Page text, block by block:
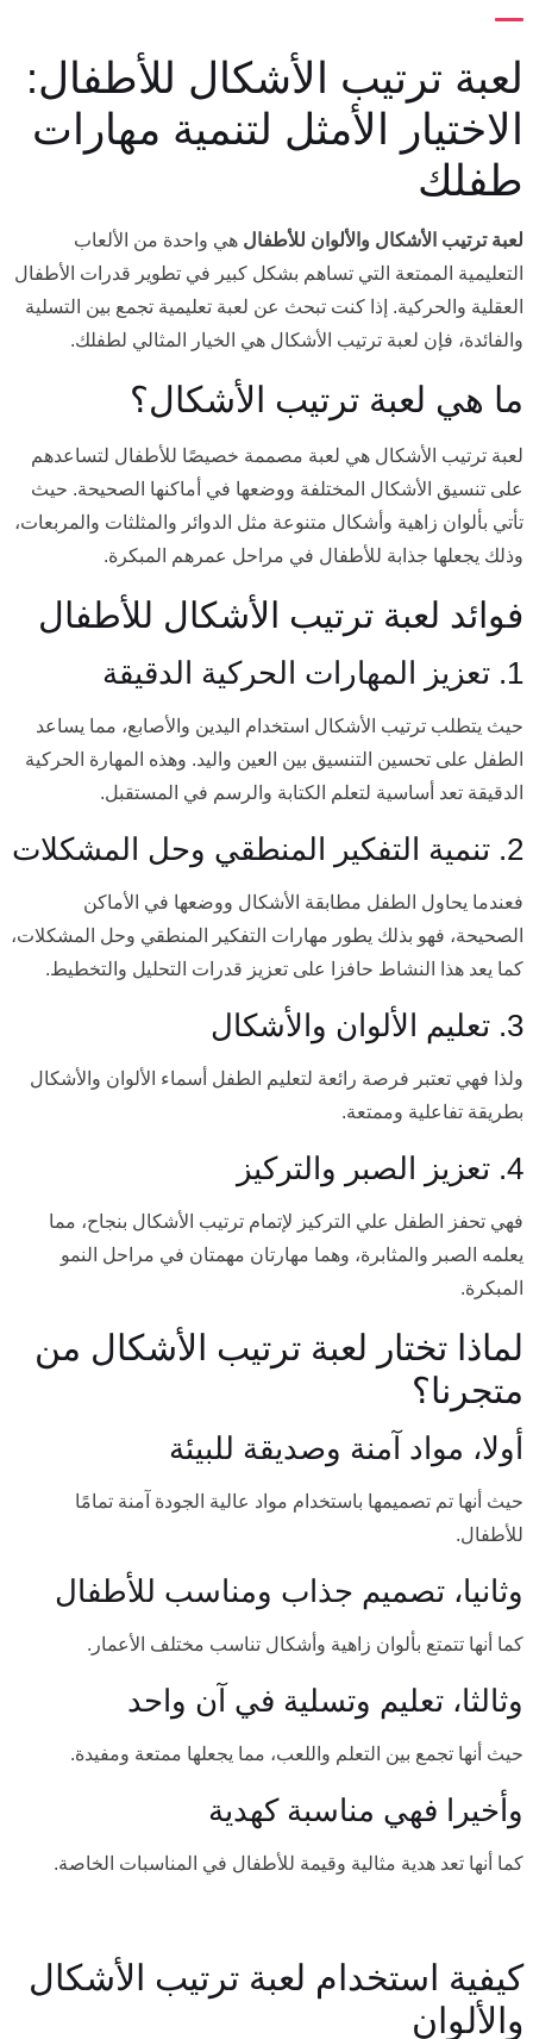
لعبة ترتيب الأشكال للأطفال:
الاختيار الأمثل لتنمية مهارات
طفلك
لعبة ترتيب الأشكال والألوان للأطفال هي واحدة من الألعاب
التعليمية الممتعة التي تساهم بشكل كبير في تطوير قدرات الأطفال
العقلية والحركية. إذا كنت تبحث عن لعبة تعليمية تجمع بين التسلية
والفائدة، فإن لعبة ترتيب الأشكال هي الخيار المثالي لطفلك.
ما هي لعبة ترتيب الأشكال؟
لعبة ترتيب الأشكال هي لعبة مصممة خصيصًا للأطفال لتساعدهم
على تنسيق الأشكال المختلفة ووضعها في أماكنها الصحيحة. حيث
تأتي بألوان زاهية وأشكال متنوعة مثل الدوائر والمثلثات والمربعات،
وذلك يجعلها جذابة للأطفال في مراحل عمرهم المبكرة.
فوائد لعبة ترتيب الأشكال للأطفال
1. تعزيز المهارات الحركية الدقيقة
حيث يتطلب ترتيب الأشكال استخدام اليدين والأصابع، مما يساعد
الطفل على تحسين التنسيق بين العين واليد. وهذه المهارة الحركية
الدقيقة تعد أساسية لتعلم الكتابة والرسم في المستقبل.
2. تنمية التفكير المنطقي وحل المشكلات
فعندما يحاول الطفل مطابقة الأشكال ووضعها في الأماكن
الصحيحة، فهو بذلك يطور مهارات التفكير المنطقي وحل المشكلات،
كما يعد هذا النشاط حافزا على تعزيز قدرات التحليل والتخطيط.
3. تعليم الألوان والأشكال
ولذا فهي تعتبر فرصة رائعة لتعليم الطفل أسماء الألوان والأشكال
بطريقة تفاعلية وممتعة.
4. تعزيز الصبر والتركيز
فهي تحفز الطفل علي التركيز لإتمام ترتيب الأشكال بنجاح، مما
يعلمه الصبر والمثابرة، وهما مهارتان مهمتان في مراحل النمو
المبكرة.
لماذا تختار لعبة ترتيب الأشكال من
متجرنا؟
أولا، مواد آمنة وصديقة للبيئة
حيث أنها تم تصميمها باستخدام مواد عالية الجودة آمنة تمامًا
للأطفال.
وثانيا، تصميم جذاب ومناسب للأطفال
كما أنها تتمتع بألوان زاهية وأشكال تناسب مختلف الأعمار.
وثالثا، تعليم وتسلية في آن واحد
حيث أنها تجمع بين التعلم واللعب، مما يجعلها ممتعة ومفيدة.
وأخيرا فهي مناسبة كهدية
كما أنها تعد هدية مثالية وقيمة للأطفال في المناسبات الخاصة.
كيفية استخدام لعبة ترتيب الأشكال
والألوان